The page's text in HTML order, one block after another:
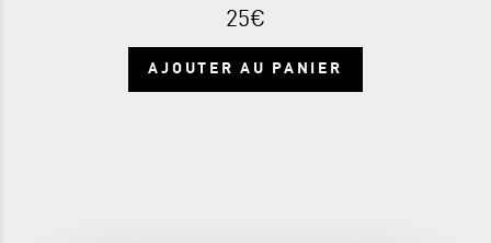
25€
AJOUTER AU PANIER